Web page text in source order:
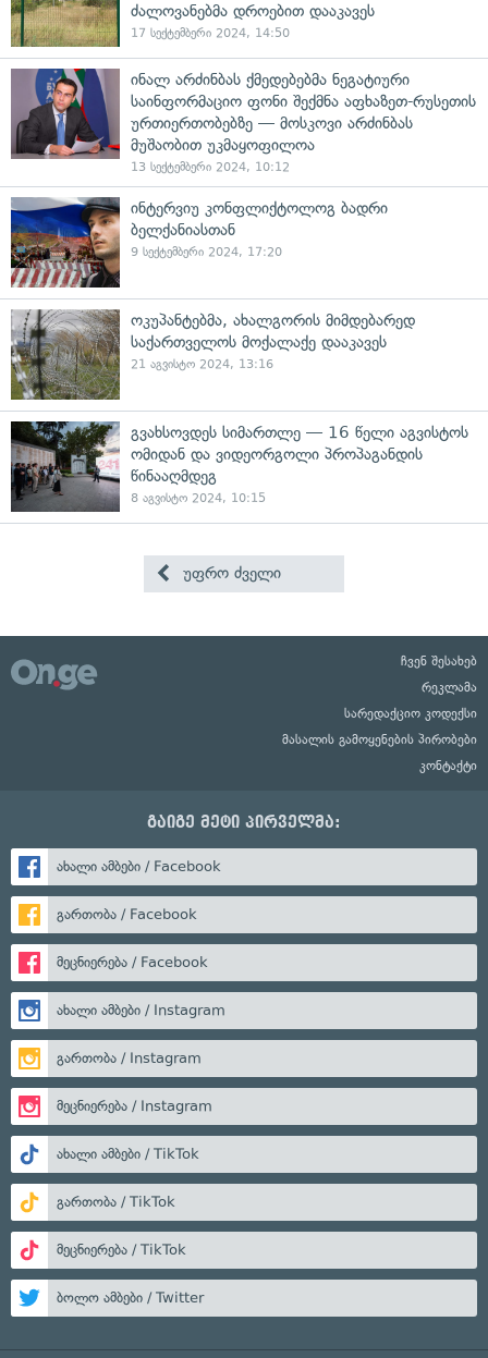
ძალოვანებმა დროებით დააკავეს
17 სექტემბერი 2024, 14:50
ინალ არძინბას ქმედებებმა ნეგატიური
საინფორმაციო ფონი შექმნა აფხაზეთ-რუსეთის
ურთიერთობებზე — მოსკოვი არძინბას
მუშაობით უკმაყოფილოა
13 სექტემბერი 2024, 10:12
ინტერვიუ კონფლიქტოლოგ ბადრი
ბელქანიასთან
9 სექტემბერი 2024, 17:20
ოკუპანტებმა, ახალგორის მიმდებარედ
საქართველოს მოქალაქე დააკავეს
21 აგვისტო 2024, 13:16
გვახსოვდეს სიმართლე — 16 წელი აგვისტოს
ომიდან და ვიდეორგოლი პროპაგანდის
წინააღმდეგ
8 აგვისტო 2024, 10:15
უფრო ძველი
ჩვენ შესახებ
რეკლამა
სარედაქციო კოდექსი
მასალის გამოყენების პირობები
კონტაქტი
გაიგე მეტი პირველმა:
ახალი ამბები / Facebook
გართობა / Facebook
მეცნიერება / Facebook
ახალი ამბები / Instagram
გართობა / Instagram
მეცნიერება / Instagram
ახალი ამბები / TikTok
გართობა / TikTok
მეცნიერება / TikTok
ბოლო ამბები / Twitter